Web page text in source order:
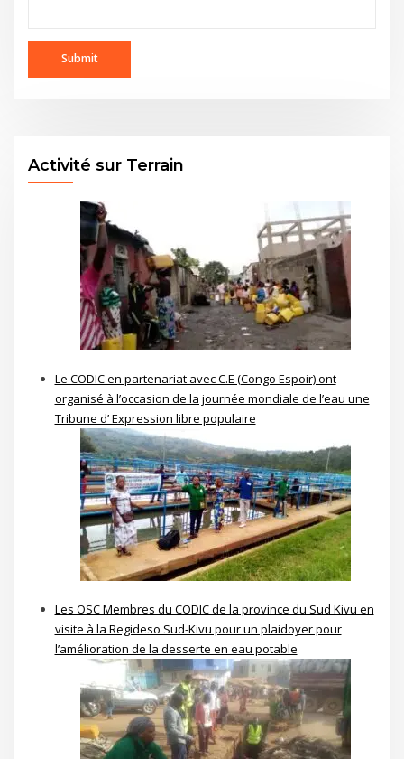
Activité sur Terrain
Le CODIC en partenariat avec C.E (Congo Espoir) ont
organisé à l’occasion de la journée mondiale de l’eau une
Tribune d’ Expression libre populaire
Les OSC Membres du CODIC de la province du Sud Kivu en
visite à la Regideso Sud-Kivu pour un plaidoyer pour
l’amélioration de la desserte en eau potable